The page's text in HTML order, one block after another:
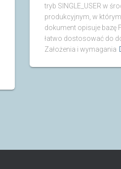
tryb SINGLE_USER w
produkcyjnym, w
dokument opisuje bazę
łatwo dostosować do
Założenia i wymagania